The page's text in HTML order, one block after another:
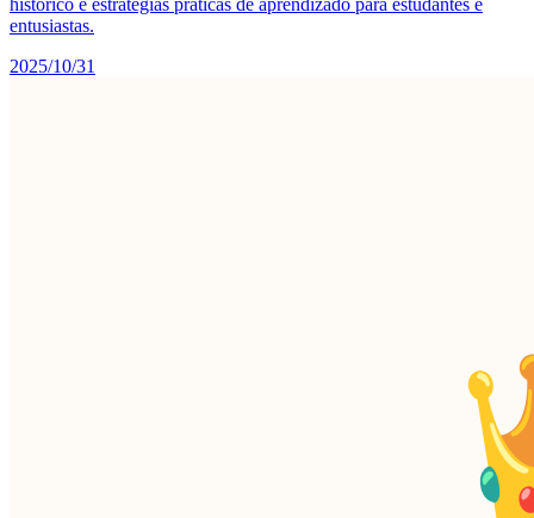
histórico e estratégias práticas de aprendizado para estudantes e
entusiastas.
2025/10/31